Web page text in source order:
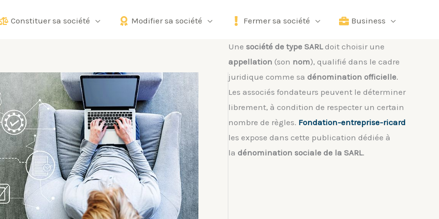
Constituer sa société Modifier sa société Fermer sa société Business
Une société de type SARLdoit choisir une
appellation (son nom), qualifié dans le cadre
juridique comme sa dénomination officielle.
Les associés fondateurs peuvent le déterminer
librement, à condition de respecter un certain
nombre de règles. Fondation-entreprise-ricard
les expose dans cette publication dédiée à
la dénomination sociale de la SARL.